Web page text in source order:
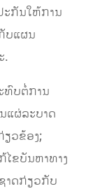
ກັນໃຫ້ການ
ບແຜນ
.
ທົບຕໍ່ການ
ແຜ່ລະບາດ
ວຂ້ອງ;
ຂບັນຫາທາງ
າດກ່ຽວກັບ